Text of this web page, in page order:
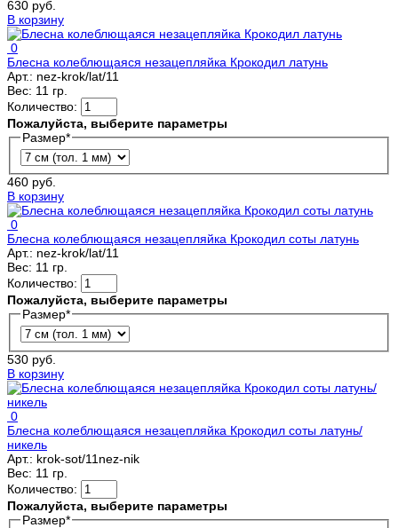
630 руб.
В корзину
0
Блесна колеблющаяся незацепляйка Крокодил латунь
Арт.: nez-krok/lat/11
Вес: 11 гр.
Количество:
Пожалуйста, выберите параметры
Размер*
460 руб.
В корзину
0
Блесна колеблющаяся незацепляйка Крокодил соты латунь
Арт.: nez-krok/lat/11
Вес: 11 гр.
Количество:
Пожалуйста, выберите параметры
Размер*
530 руб.
В корзину
0
Блесна колеблющаяся незацепляйка Крокодил соты латунь/
никель
Арт.: krok-sot/11nez-nik
Вес: 11 гр.
Количество:
Пожалуйста, выберите параметры
Размер*